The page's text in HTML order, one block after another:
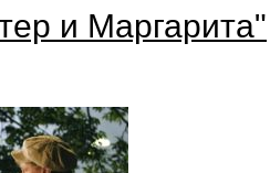
и Маргарита"